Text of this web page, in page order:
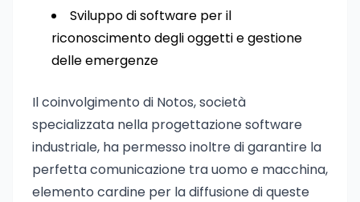
Sviluppo di software per il
riconoscimento degli oggetti e gestione
delle emergenze
Il coinvolgimento di Notos, società
specializzata nella progettazione software
industriale, ha permesso inoltre di garantire la
perfetta comunicazione tra uomo e macchina,
elemento cardine per la diffusione di queste